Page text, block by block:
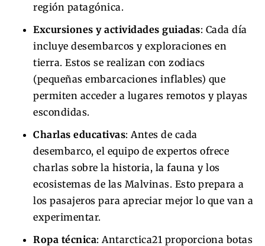
región patagónica.
Excursiones y actividades guiadas: Cada día
incluye desembarcos y exploraciones en
tierra. Estos se realizan con zodiacs
(pequeñas embarcaciones inflables) que
permiten acceder a lugares remotos y playas
escondidas.
Charlas educativas: Antes de cada
desembarco, el equipo de expertos ofrece
charlas sobre la historia, la fauna y los
ecosistemas de las Malvinas. Esto prepara a
los pasajeros para apreciar mejor lo que van a
experimentar.
Ropa técnica: Antarctica21 proporciona botas